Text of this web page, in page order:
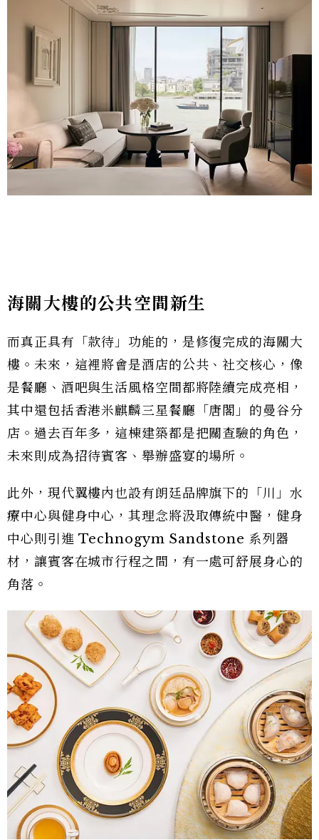
海關大樓的公共空間新生
而真正具有「款待」功能的，是修復完成的海關大
樓。未來，這裡將會是酒店的公共、社交核心，像
是餐廳、酒吧與生活風格空間都將陸續完成亮相，
其中還包括香港米麒麟三星餐廳「唐閣」的曼谷分
店。過去百年多，這棟建築都是把關查驗的角色，
未來則成為招待賓客、舉辦盛宴的場所。
此外，現代翼樓內也設有朗廷品牌旗下的「川」水
療中心與健身中心，其理念將汲取傳統中醫，健身
中心則引進 Technogym Sandstone 系列器
材，讓賓客在城市行程之間，有一處可舒展身心的
角落。